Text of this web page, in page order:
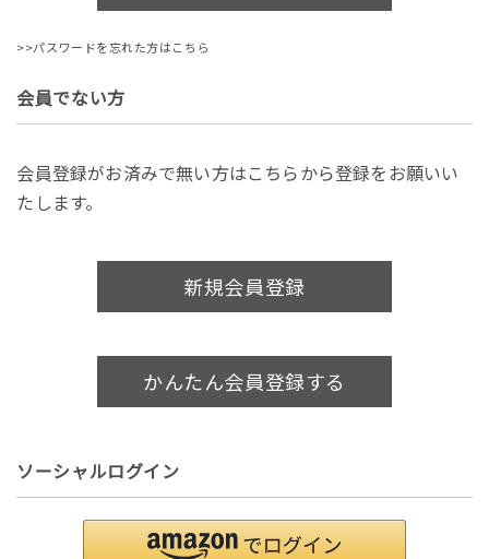
>>パスワードを忘れた方はこちら
会員でない方
会員登録がお済みで無い方はこちらから登録をお願いい
たします。
新規会員登録
かんたん会員登録する
ソーシャルログイン